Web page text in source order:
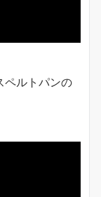
ペルトパンの